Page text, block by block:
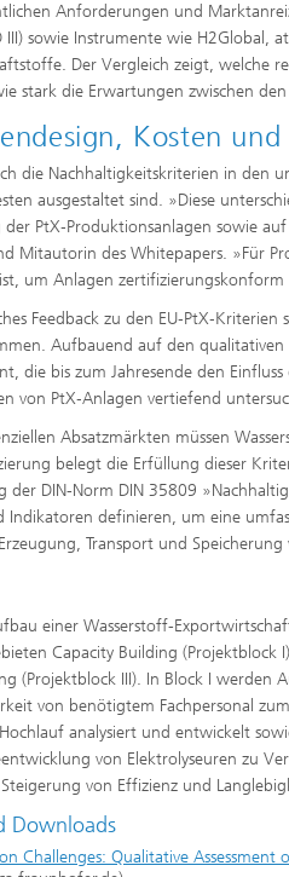
Anforderungen und
sowie Instrumente wie H2Global,
Der Vergleich zeigt, welche
stark die Erwartungen zwischen
Kosten
die Nachhaltigkeitskriterien in
ausgestaltet sind. »Diese
PtX‑Produktionsanlagen sowie
Mitautorin des Whitepapers. »Für
um Anlagen
Feedback zu den EU‑PtX‑Kriterien
Aufbauend auf den
die bis zum Jahresende den
von PtX‑Anlagen vertiefend
Absatzmärkten müssen
belegt die Erfüllung dieser
DIN-Norm DIN 35809
definieren, um eine
Transport und
einer Wasserstoff-
Capacity Building (Projektblock
(Projektblock III). In Block I
von benötigtem Fachpersonal
analysiert und entwickelt
von Elektrolyseuren zu
von Effizienz und
Downloads
Challenges: Qualitative Assessment